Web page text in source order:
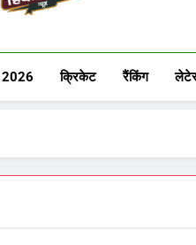
2026 क्रिकेट रैंकिंग